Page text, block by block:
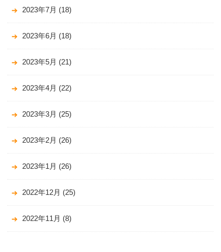
2023年7月 (18)
2023年6月 (18)
2023年5月 (21)
2023年4月 (22)
2023年3月 (25)
2023年2月 (26)
2023年1月 (26)
2022年12月 (25)
2022年11月 (8)